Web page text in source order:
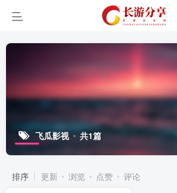
飞瓜影视 共1篇
排序 更新 浏览 点赞 评论